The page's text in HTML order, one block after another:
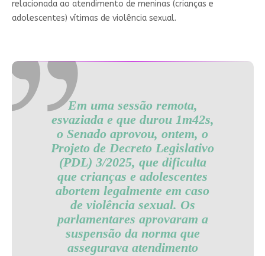
relacionada ao atendimento de meninas (crianças e
adolescentes) vítimas de violência sexual.
Em uma sessão remota,
esvaziada e que durou 1m42s,
o Senado aprovou, ontem, o
Projeto de Decreto Legislativo
(PDL) 3/2025, que dificulta
que crianças e adolescentes
abortem legalmente em caso
de violência sexual. Os
parlamentares aprovaram a
suspensão da norma que
assegurava atendimento